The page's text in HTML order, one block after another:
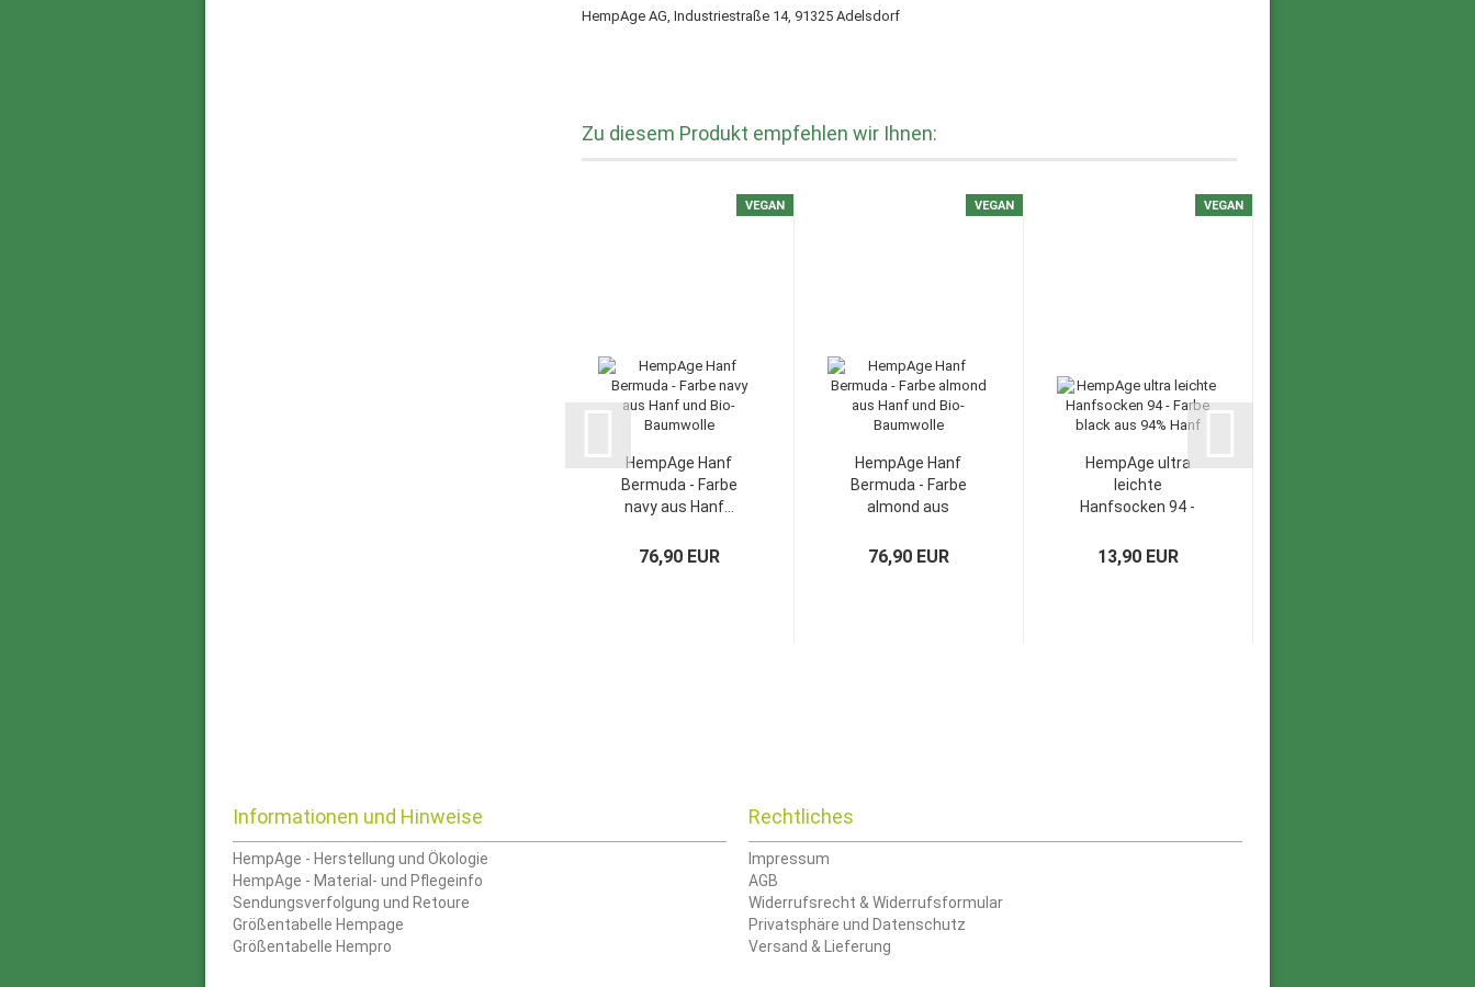
HempAge AG, Industriestraße 14, 91325 Adelsdorf
Zu diesem Produkt empfehlen wir Ihnen:
VEGAN
HempAge Hanf
Bermuda - Farbe
navy aus Hanf...
76,90 EUR
VEGAN
HempAge Hanf
Bermuda - Farbe
almond aus
76,90 EUR
VEGAN
HempAge ultra
leichte
Hanfsocken 94 -
13,90 EUR
Informationen und Hinweise
HempAge - Herstellung und Ökologie
HempAge - Material- und Pflegeinfo
Sendungsverfolgung und Retoure
Größentabelle Hempage
Größentabelle Hempro
Rechtliches
Impressum
AGB
Widerrufsrecht & Widerrufsformular
Privatsphäre und Datenschutz
Versand & Lieferung